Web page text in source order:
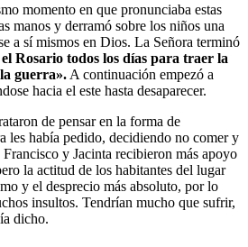
momento en que pronunciaba estas
manos y derramó sobre los niños una
a sí mismos en Dios. La Señora terminó
el Rosario todos los días para traer la
guerra». A continuación empezó a
hacia el este hasta desaparecer.
de pensar en la forma de
les había pedido, decidiendo no comer y
y Jacinta recibieron más apoyo
la actitud de los habitantes del lugar
y el desprecio más absoluto, por lo
insultos. Tendrían mucho que sufrir,
dicho.